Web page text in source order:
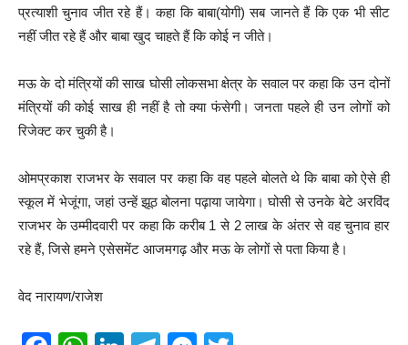
प्रत्याशी चुनाव जीत रहे हैं। कहा कि बाबा(योगी) सब जानते हैं कि एक भी सीट
नहीं जीत रहे हैं और बाबा खुद चाहते हैं कि कोई न जीते।
मऊ के दो मंत्रियों की साख घोसी लोकसभा क्षेत्र के सवाल पर कहा कि उन दोनों
मंत्रियों की कोई साख ही नहीं है तो क्या फंसेगी। जनता पहले ही उन लोगों को
रिजेक्ट कर चुकी है।
ओमप्रकाश राजभर के सवाल पर कहा कि वह पहले बोलते थे कि बाबा को ऐसे ही
स्कूल में भेजूंगा, जहां उन्हें झूठ बोलना पढ़ाया जायेगा। घोसी से उनके बेटे अरविंद
राजभर के उम्मीदवारी पर कहा कि करीब 1 से 2 लाख के अंतर से वह चुनाव हार
रहे हैं, जिसे हमने एसेसमेंट आजमगढ़ और मऊ के लोगों से पता किया है।
वेद नारायण/राजेश